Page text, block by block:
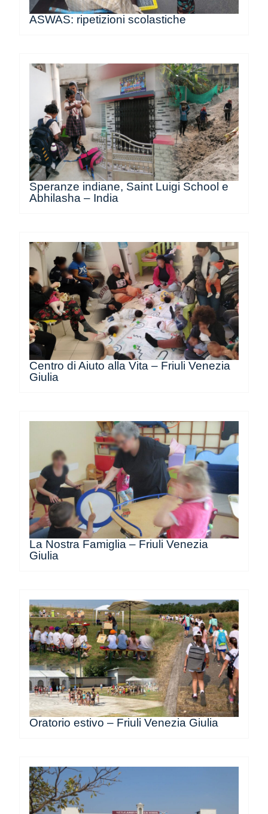
ASWAS: ripetizioni scolastiche
Speranze indiane, Saint Luigi School e
Abhilasha – India
Centro di Aiuto alla Vita – Friuli Venezia
Giulia
La Nostra Famiglia – Friuli Venezia
Giulia
Oratorio estivo – Friuli Venezia Giulia